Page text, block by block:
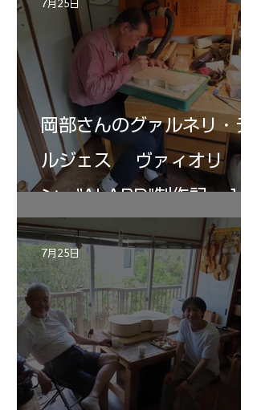
岡部さんのグァルネリ・デ
ルジェス ヴァィオリ
ン ”ALARD"制作記 １2
7月25日
7月25日